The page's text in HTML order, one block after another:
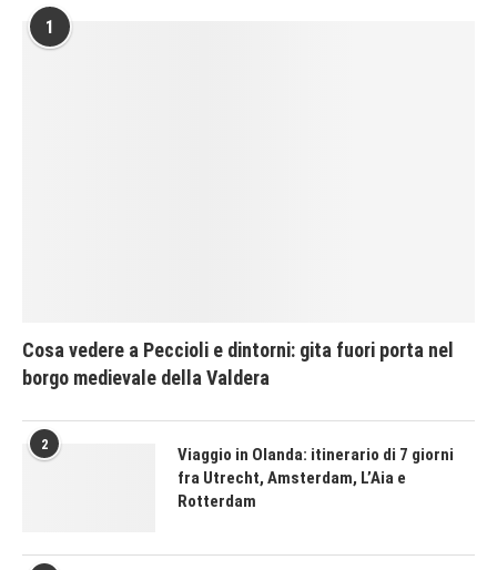
1
Cosa vedere a Peccioli e dintorni: gita fuori porta nel
borgo medievale della Valdera
2
Viaggio in Olanda: itinerario di 7 giorni
fra Utrecht, Amsterdam, L’Aia e
Rotterdam